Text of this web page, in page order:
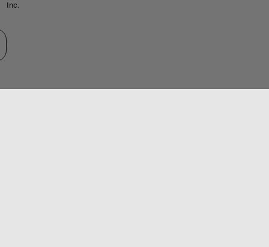
Inc.
un site web